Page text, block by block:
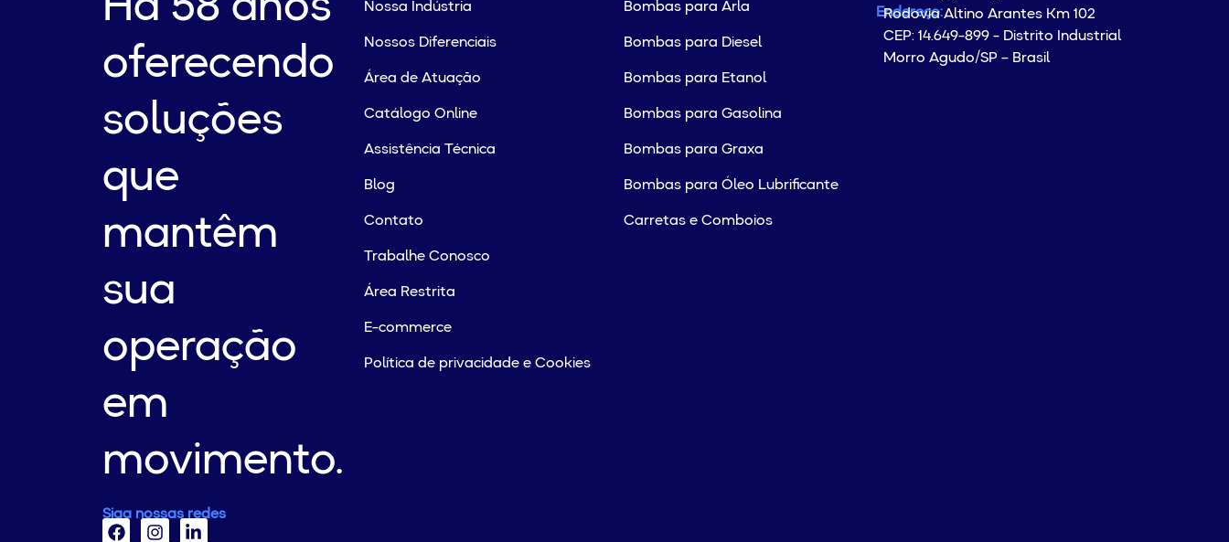
Há 58 anos
oferecendo
soluções
que
mantêm
sua
operação
em
movimento.
Siga nossas redes
Nossa Indústria
Nossos Diferenciais
Área de Atuação
Catálogo Online
Assistência Técnica
Blog
Contato
Trabalhe Conosco
Área Restrita
E-commerce
Política de privacidade e Cookies
Bombas para Arla
Bombas para Diesel
Bombas para Etanol
Bombas para Gasolina
Bombas para Graxa
Bombas para Óleo Lubrificante
Carretas e Comboios
Endereço:
Rodovia Altino Arantes Km 102
CEP: 14.649-899 - Distrito Industrial
Morro Agudo/SP – Brasil